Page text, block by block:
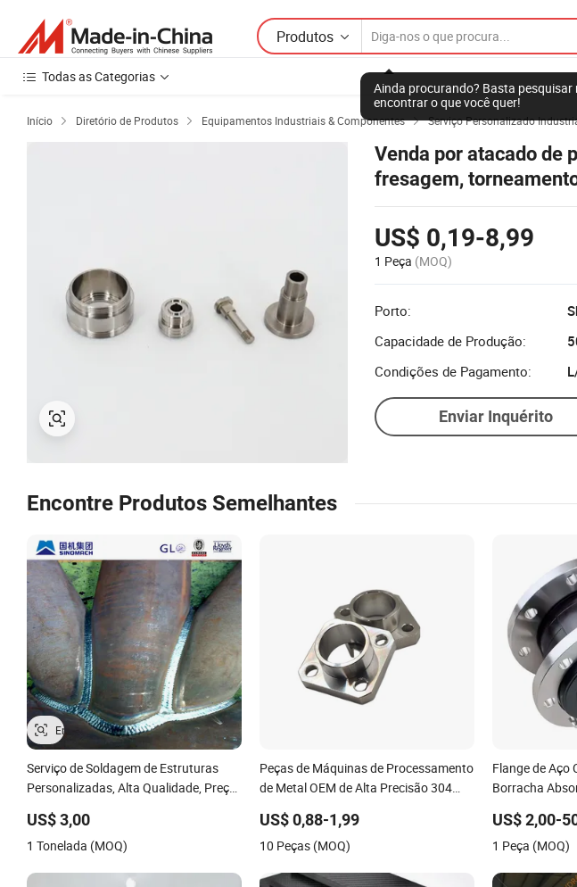
Produtos
Ainda procurando? Basta pesquisar
encontrar o que você quer!
Todas as Categorias
Início  Diretório de Produtos  Equipamentos Industriais & Componentes  Serviço Personalizado
Venda por atacado de
fresagem,
titânio, peças de
US$ 0,19-8,99
1 Peça (MOQ)
Porto:
Capacidade de Produção:
Condições de Pagamento:
Enviar Inquérito
Encontre Produtos Semelhantes
Serviço de Soldagem de Estruturas
Personalizadas, Alta Qualidade, Preço
US$ 3,00
1 Tonelada (MOQ)
Peças de Máquinas de Processamento
de Metal OEM de Alta Precisão 304
Pequenos em Aço Inoxidável
US$ 0,88-1,99
10 Peças (MOQ)
Flange de Aço
Borracha
Esfera Única
US$ 2,00-
1 Peça (MOQ)